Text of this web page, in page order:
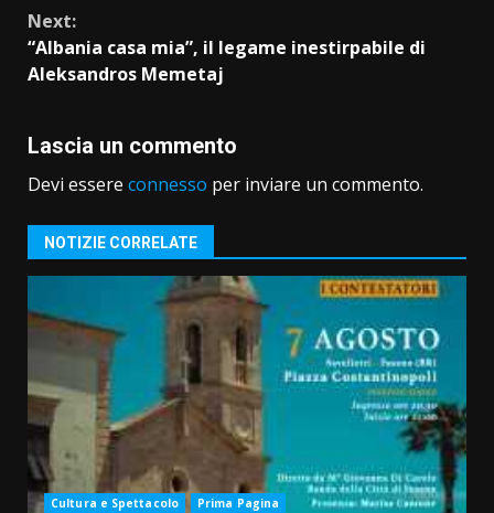
Next:
“Albania casa mia”, il legame inestirpabile di
Aleksandros Memetaj
Lascia un commento
Devi essere connesso per inviare un commento.
NOTIZIE CORRELATE
Cultura e Spettacolo Prima Pagina